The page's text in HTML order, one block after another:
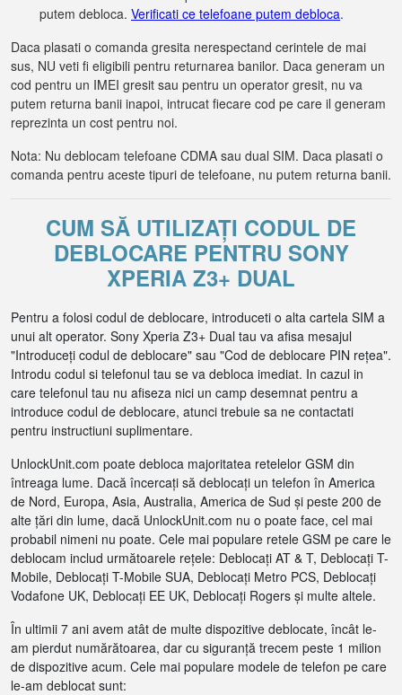
putem debloca. Verificati ce telefoane putem debloca.
Daca plasati o comanda gresita nerespectand cerintele de mai
sus, NU veti fi eligibili pentru returnarea banilor. Daca generam un
cod pentru un IMEI gresit sau pentru un operator gresit, nu va
putem returna banii inapoi, intrucat fiecare cod pe care il generam
reprezinta un cost pentru noi.
Nota: Nu deblocam telefoane CDMA sau dual SIM. Daca plasati o
comanda pentru aceste tipuri de telefoane, nu putem returna banii.
CUM SĂ UTILIZAȚI CODUL DE
DEBLOCARE PENTRU SONY
XPERIA Z3+ DUAL
Pentru a folosi codul de deblocare, introduceti o alta cartela SIM a
unui alt operator. Sony Xperia Z3+ Dual tau va afisa mesajul
"Introduceți codul de deblocare" sau "Cod de deblocare PIN rețea".
Introdu codul si telefonul tau se va debloca imediat. In cazul in
care telefonul tau nu afiseza nici un camp desemnat pentru a
introduce codul de deblocare, atunci trebuie sa ne contactati
pentru instructiuni suplimentare.
UnlockUnit.com poate debloca majoritatea retelelor GSM din
întreaga lume. Dacă încercați să deblocați un telefon în America
de Nord, Europa, Asia, Australia, America de Sud și peste 200 de
alte țări din lume, dacă UnlockUnit.com nu o poate face, cel mai
probabil nimeni nu poate. Cele mai populare retele GSM pe care le
deblocam includ următoarele rețele: Deblocați AT & T, Deblocați T-
Mobile, Deblocați T-Mobile SUA, Deblocați Metro PCS, Deblocați
Vodafone UK, Deblocați EE UK, Deblocați Rogers și multe altele.
În ultimii 7 ani avem atât de multe dispozitive deblocate, încât le-
am pierdut numărătoarea, dar cu siguranță trecem peste 1 milion
de dispozitive acum. Cele mai populare modele de telefon pe care
le-am deblocat sunt: